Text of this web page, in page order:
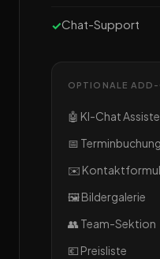
Chat-Support
OPTIONALE ADD-
🤖 KI-Chat
📅 Terminbuchung
✉️
🖼️ Bildergalerie
👥 Team-Sektion
💶 Preisliste